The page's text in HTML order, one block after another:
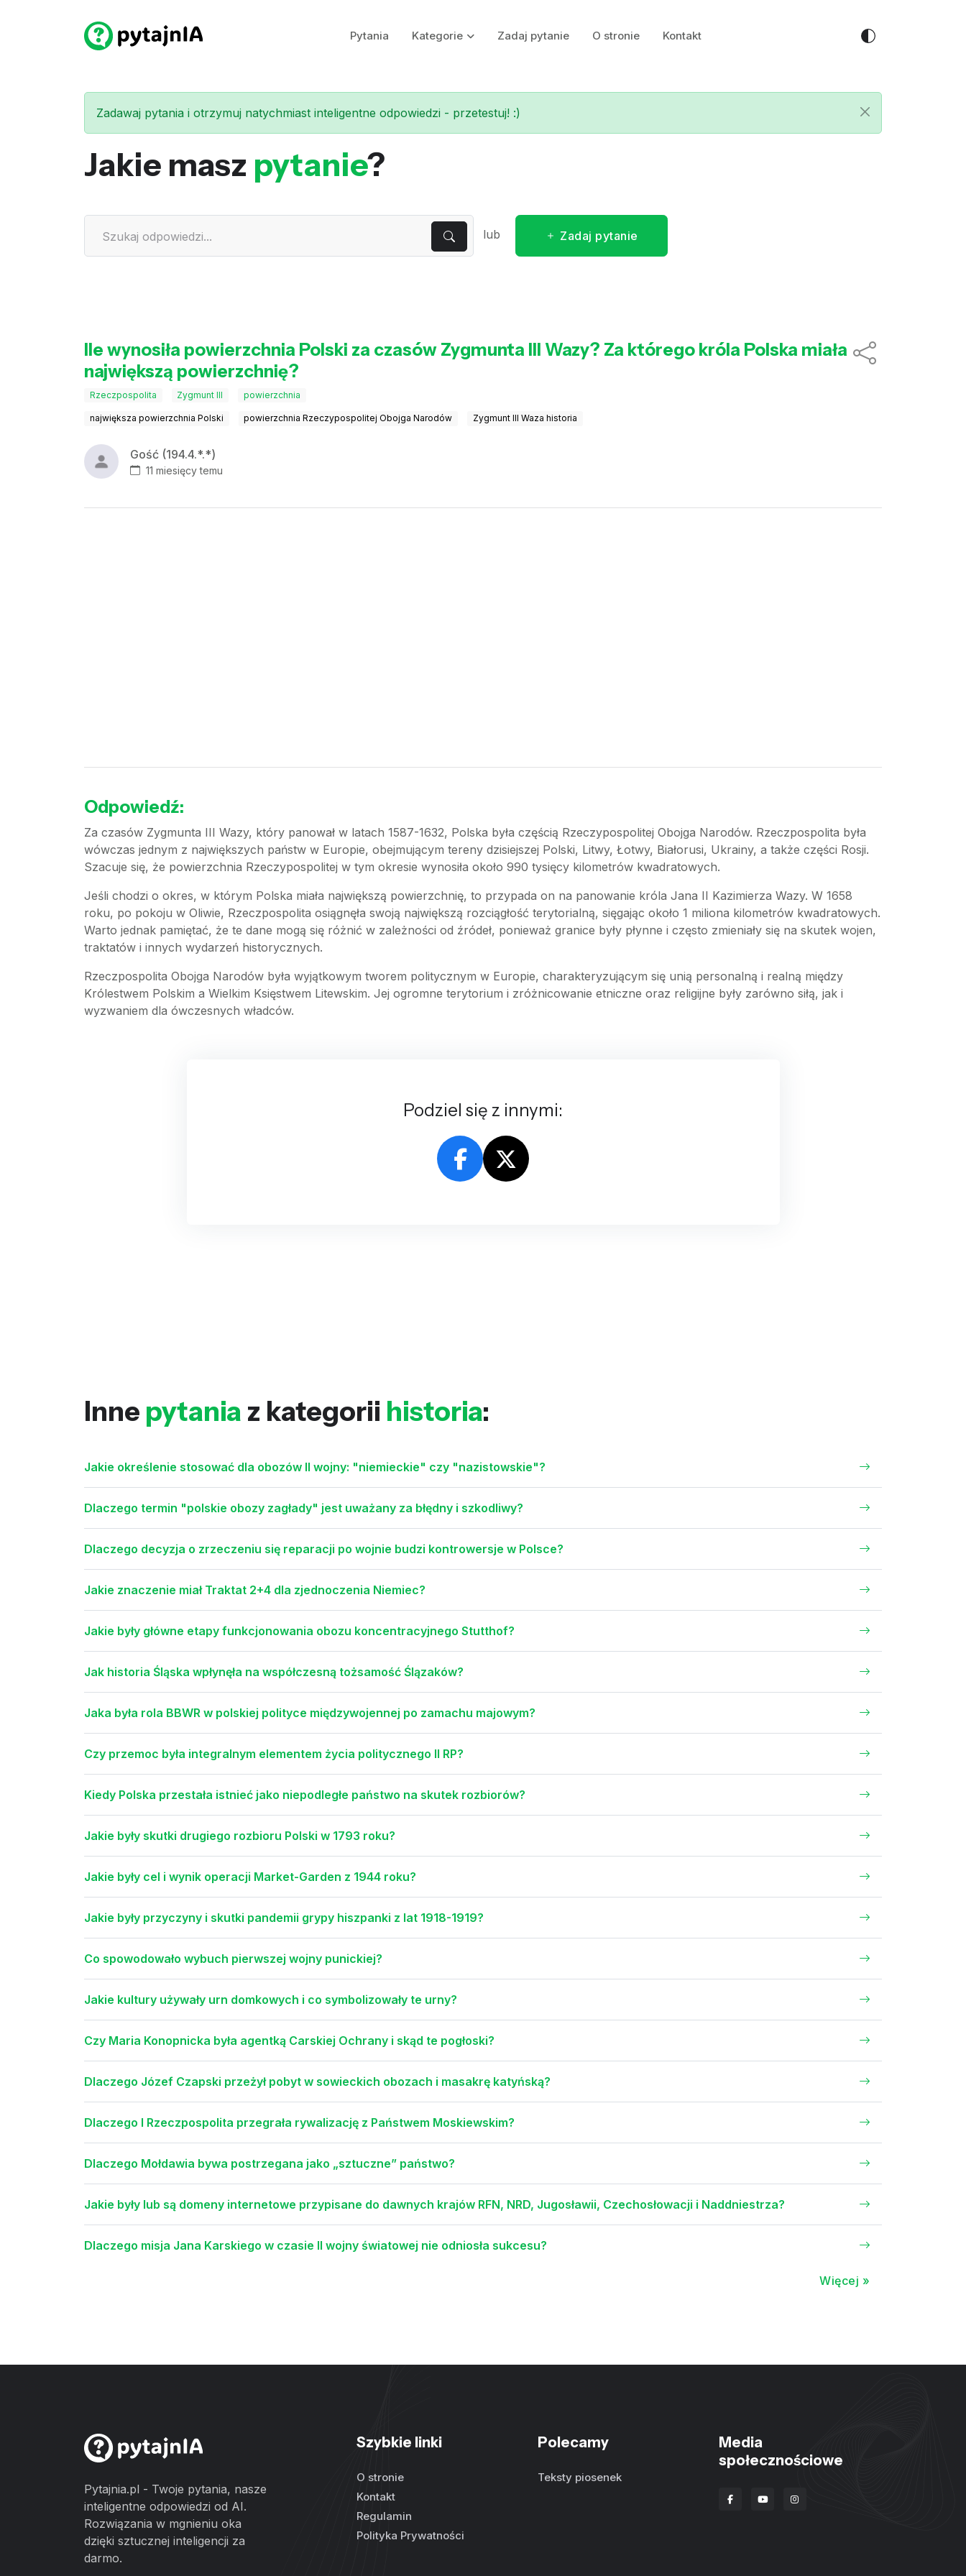
Pytania Kategorie Zadaj pytanie O stronie Kontakt
Zadawaj pytania i otrzymuj natychmiast inteligentne odpowiedzi - przetestuj! :)
Jakie masz pytanie?
lub Zadaj pytanie
Ile wynosiła powierzchnia Polski za czasów Zygmunta III Wazy? Za którego króla Polska miała
największą powierzchnię?
Rzeczpospolita Zygmunt III powierzchnia
największa powierzchnia Polski powierzchnia Rzeczypospolitej Obojga Narodów Zygmunt III Waza historia
Gość (194.4.*.*)
11 miesięcy temu
Odpowiedź:
Za czasów Zygmunta III Wazy, który panował w latach 1587-1632, Polska była częścią Rzeczypospolitej Obojga Narodów. Rzeczpospolita była
wówczas jednym z największych państw w Europie, obejmującym tereny dzisiejszej Polski, Litwy, Łotwy, Białorusi, Ukrainy, a także części Rosji.
Szacuje się, że powierzchnia Rzeczypospolitej w tym okresie wynosiła około 990 tysięcy kilometrów kwadratowych.
Jeśli chodzi o okres, w którym Polska miała największą powierzchnię, to przypada on na panowanie króla Jana II Kazimierza Wazy. W 1658
roku, po pokoju w Oliwie, Rzeczpospolita osiągnęła swoją największą rozciągłość terytorialną, sięgając około 1 miliona kilometrów kwadratowych.
Warto jednak pamiętać, że te dane mogą się różnić w zależności od źródeł, ponieważ granice były płynne i często zmieniały się na skutek wojen,
traktatów i innych wydarzeń historycznych.
Rzeczpospolita Obojga Narodów była wyjątkowym tworem politycznym w Europie, charakteryzującym się unią personalną i realną między
Królestwem Polskim a Wielkim Księstwem Litewskim. Jej ogromne terytorium i zróżnicowanie etniczne oraz religijne były zarówno siłą, jak i
wyzwaniem dla ówczesnych władców.
Podziel się z innymi:
Inne pytania z kategorii historia:
Jakie określenie stosować dla obozów II wojny: "niemieckie" czy "nazistowskie"?
Dlaczego termin "polskie obozy zagłady" jest uważany za błędny i szkodliwy?
Dlaczego decyzja o zrzeczeniu się reparacji po wojnie budzi kontrowersje w Polsce?
Jakie znaczenie miał Traktat 2+4 dla zjednoczenia Niemiec?
Jakie były główne etapy funkcjonowania obozu koncentracyjnego Stutthof?
Jak historia Śląska wpłynęła na współczesną tożsamość Ślązaków?
Jaka była rola BBWR w polskiej polityce międzywojennej po zamachu majowym?
Czy przemoc była integralnym elementem życia politycznego II RP?
Kiedy Polska przestała istnieć jako niepodległe państwo na skutek rozbiorów?
Jakie były skutki drugiego rozbioru Polski w 1793 roku?
Jakie były cel i wynik operacji Market-Garden z 1944 roku?
Jakie były przyczyny i skutki pandemii grypy hiszpanki z lat 1918-1919?
Co spowodowało wybuch pierwszej wojny punickiej?
Jakie kultury używały urn domkowych i co symbolizowały te urny?
Czy Maria Konopnicka była agentką Carskiej Ochrany i skąd te pogłoski?
Dlaczego Józef Czapski przeżył pobyt w sowieckich obozach i masakrę katyńską?
Dlaczego I Rzeczpospolita przegrała rywalizację z Państwem Moskiewskim?
Dlaczego Mołdawia bywa postrzegana jako „sztuczne” państwo?
Jakie były lub są domeny internetowe przypisane do dawnych krajów RFN, NRD, Jugosławii, Czechosłowacji i Naddniestrza?
Dlaczego misja Jana Karskiego w czasie II wojny światowej nie odniosła sukcesu?
Więcej »
Pytajnia.pl - Twoje pytania, nasze
inteligentne odpowiedzi od AI.
Rozwiązania w mgnieniu oka
dzięki sztucznej inteligencji za
darmo.
Szybkie linki
O stronie
Kontakt
Regulamin
Polityka Prywatności
Polecamy
Teksty piosenek
Media
społecznościowe